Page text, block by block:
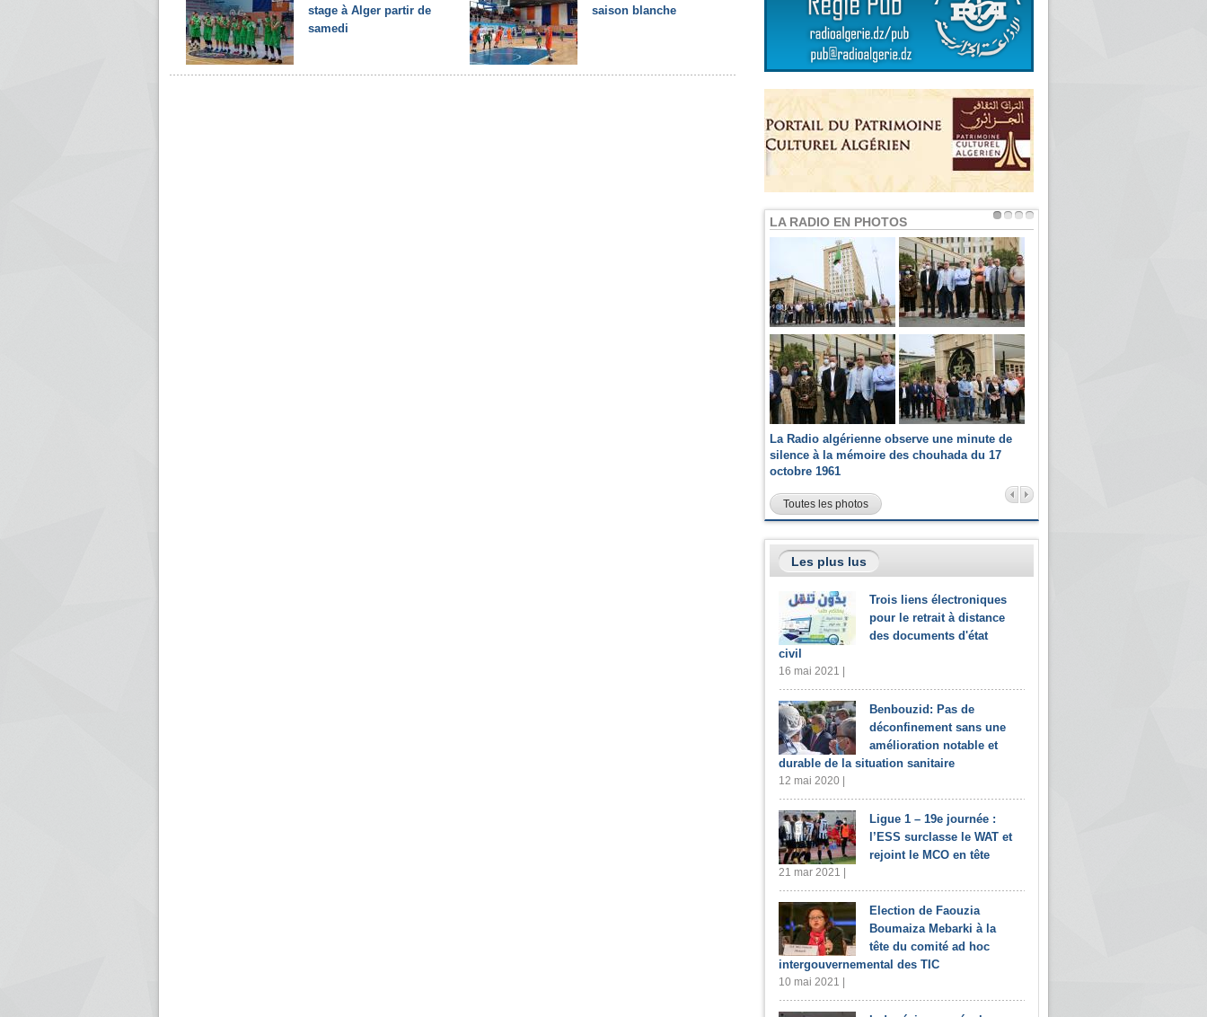
stage à Alger partir de
samedi
saison blanche
LA RADIO EN PHOTOS
La Radio algérienne observe une minute de
silence à la mémoire des chouhada du 17
octobre 1961
Toutes les photos
Les plus lus
Trois liens électroniques
pour le retrait à distance
des documents d'état
civil
16 mai 2021 |
Benbouzid: Pas de
déconfinement sans une
amélioration notable et
durable de la situation sanitaire
12 mai 2020 |
Ligue 1 – 19e journée :
l’ESS surclasse le WAT et
rejoint le MCO en tête
21 mar 2021 |
Election de Faouzia
Boumaiza Mebarki à la
tête du comité ad hoc
intergouvernemental des TIC
10 mai 2021 |